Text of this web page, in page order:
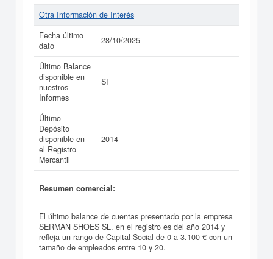
Otra Información de Interés
Fecha último
dato
28/10/2025
Último Balance
disponible en
nuestros
Informes
SI
Último
Depósito
disponible en
el Registro
Mercantil
2014
Resumen comercial:
El último balance de cuentas presentado por la empresa
SERMAN SHOES SL. en el registro es del año 2014 y
refleja un rango de Capital Social de 0 a 3.100 € con un
tamaño de empleados entre 10 y 20.